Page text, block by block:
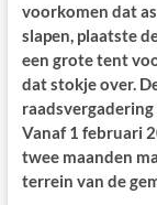
voorkomen dat
slapen, plaatste
een grote tent
dat stokje over.
Vanaf 1 februari
twee maanden
terrein van de